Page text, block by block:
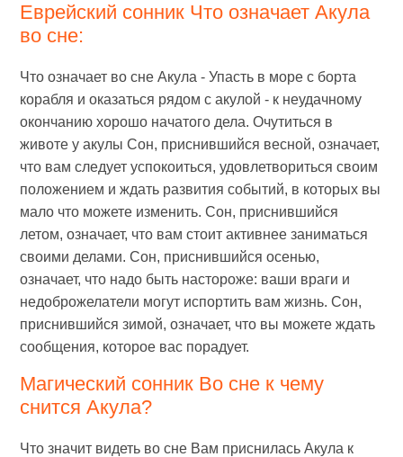
Еврейский сонник Что означает Акула
во сне:
Что означает во сне Акула - Упасть в море с борта
корабля и оказаться рядом с акулой - к неудачному
окончанию хорошо начатого дела. Очутиться в
животе у акулы Сон, приснившийся весной, означает,
что вам следует успокоиться, удовлетвориться своим
положением и ждать развития событий, в которых вы
мало что можете изменить. Сон, приснившийся
летом, означает, что вам стоит активнее заниматься
своими делами. Сон, приснившийся осенью,
означает, что надо быть настороже: ваши враги и
недоброжелатели могут испортить вам жизнь. Сон,
приснившийся зимой, означает, что вы можете ждать
сообщения, которое вас порадует.
Магический сонник Во сне к чему
снится Акула?
Что значит видеть во сне Вам приснилась Акула к